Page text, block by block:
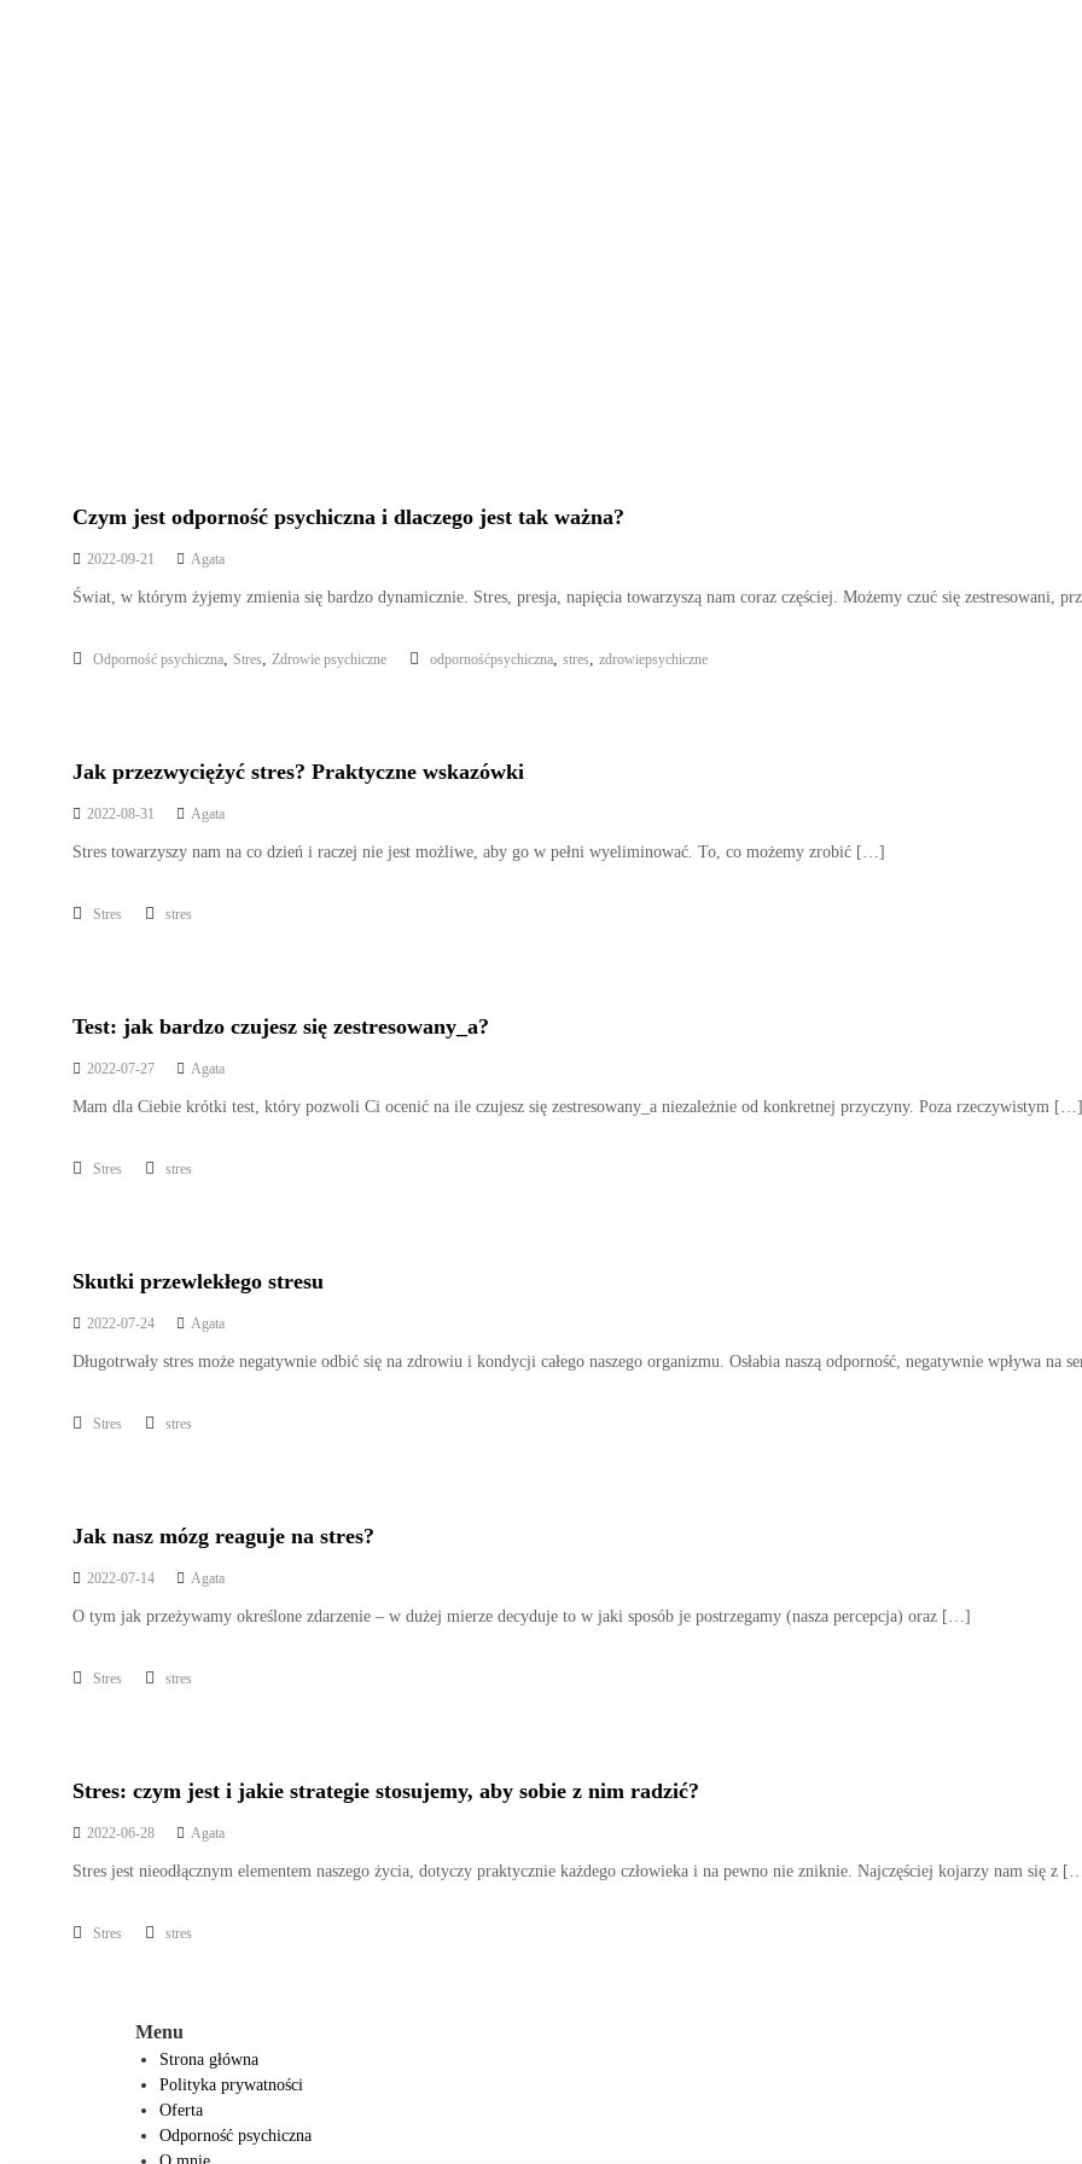
Czym jest odporność psychiczna i dlaczego jest tak ważna?
2022-09-21 Agata
Świat, w którym żyjemy zmienia się bardzo dynamicznie. Stres, presja, napięcia towarzyszą nam coraz częściej. Możemy czuć się zestresowani,
Odporność psychiczna Stres Zdrowie psychiczne odpornośćpsychiczna ,stres ,zdrowiepsychiczne
Jak przezwyciężyć stres? Praktyczne wskazówki
2022-08-31 Agata
Stres towarzyszy nam na co dzień i raczej nie jest możliwe, aby go w pełni wyeliminować. To, co możemy zrobić […]
Stres stres
Test: jak bardzo czujesz się zestresowany_a?
2022-07-27 Agata
Mam dla Ciebie krótki test, który pozwoli Ci ocenić na ile czujesz się zestresowany_a niezależnie od konkretnej przyczyny. Poza rzeczywistym […]
Stres stres
Skutki przewlekłego stresu
2022-07-24 Agata
Długotrwały stres może negatywnie odbić się na zdrowiu i kondycji całego naszego organizmu. Osłabia naszą odporność, negatywnie wpływa na
Stres stres
Jak nasz mózg reaguje na stres?
2022-07-14 Agata
O tym jak przeżywamy określone zdarzenie – w dużej mierze decyduje to w jaki sposób je postrzegamy (nasza percepcja) oraz […]
Stres stres
Stres: czym jest i jakie strategie stosujemy, aby sobie z nim radzić?
2022-06-28 Agata
Stres jest nieodłącznym elementem naszego życia, dotyczy praktycznie każdego człowieka i na pewno nie zniknie. Najczęściej kojarzy nam się z
Stres stres
Menu
Strona główna
Polityka prywatności
Oferta
Odporność psychiczna